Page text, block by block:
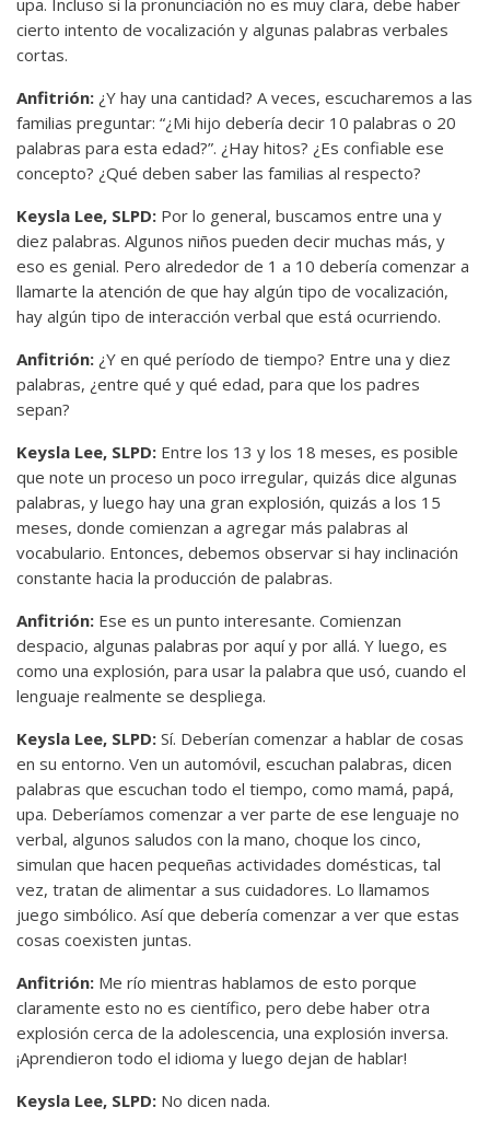
upa. Incluso si la pronunciación no es muy clara, debe haber
cierto intento de vocalización y algunas palabras verbales
cortas.
Anfitrión: ¿Y hay una cantidad? A veces, escucharemos a las
familias preguntar: “¿Mi hijo debería decir 10 palabras o 20
palabras para esta edad?”. ¿Hay hitos? ¿Es confiable ese
concepto? ¿Qué deben saber las familias al respecto?
Keysla Lee, SLPD: Por lo general, buscamos entre una y
diez palabras. Algunos niños pueden decir muchas más, y
eso es genial. Pero alrededor de 1 a 10 debería comenzar a
llamarte la atención de que hay algún tipo de vocalización,
hay algún tipo de interacción verbal que está ocurriendo.
Anfitrión: ¿Y en qué período de tiempo? Entre una y diez
palabras, ¿entre qué y qué edad, para que los padres
sepan?
Keysla Lee, SLPD: Entre los 13 y los 18 meses, es posible
que note un proceso un poco irregular, quizás dice algunas
palabras, y luego hay una gran explosión, quizás a los 15
meses, donde comienzan a agregar más palabras al
vocabulario. Entonces, debemos observar si hay inclinación
constante hacia la producción de palabras.
Anfitrión: Ese es un punto interesante. Comienzan
despacio, algunas palabras por aquí y por allá. Y luego, es
como una explosión, para usar la palabra que usó, cuando el
lenguaje realmente se despliega.
Keysla Lee, SLPD: Sí. Deberían comenzar a hablar de cosas
en su entorno. Ven un automóvil, escuchan palabras, dicen
palabras que escuchan todo el tiempo, como mamá, papá,
upa. Deberíamos comenzar a ver parte de ese lenguaje no
verbal, algunos saludos con la mano, choque los cinco,
simulan que hacen pequeñas actividades domésticas, tal
vez, tratan de alimentar a sus cuidadores. Lo llamamos
juego simbólico. Así que debería comenzar a ver que estas
cosas coexisten juntas.
Anfitrión: Me río mientras hablamos de esto porque
claramente esto no es científico, pero debe haber otra
explosión cerca de la adolescencia, una explosión inversa.
¡Aprendieron todo el idioma y luego dejan de hablar!
Keysla Lee, SLPD: No dicen nada.